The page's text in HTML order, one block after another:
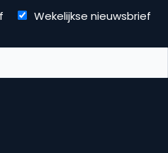
van
Wekelijkse nieuwsbrief